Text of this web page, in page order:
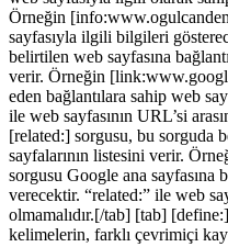
Örneğin
sayfasıyla ilgili bilgileri
belirtilen web sayfasına
verir. Örneğin
eden bağlantılara sahip web
ile web sayfasının URL’si
[related:] sorgusu, bu sorguda
sayfalarının listesini verir.
sorgusu Google ana sayfasına
verecektir. “related:” ile web
olmamalıdır.[/tab] [tab]
kelimelerin, farklı çevrimiçi